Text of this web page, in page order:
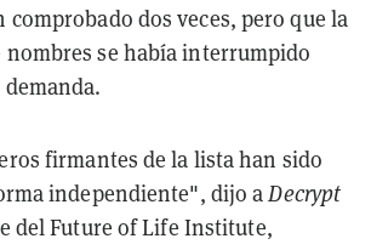
comprobado dos veces, pero que la
se había interrumpido
firmantes de la lista han sido
independiente", dijo aDecrypt
del Future of Life Institute,